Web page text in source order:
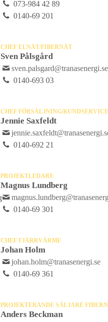
073-984 42 89
0140-69 201
CHEF ELNÄT/FIBERNÄT
Sven Pålsgård
sven.palsgard@tranasenergi.se
0140-693 03
CHEF FÖRSÄLJNING/KUNDSERVICE
Jennie Saxfeldt
0140-692 21
PROJEKTLEDARE
Magnus Lundberg
0140-69 301
CHEF FJÄRRVÄRME
Johan Holm
johan.holm@tranasenergi.se
0140-69 361
PROJEKTERANDE SÄLJARE
Anders Beckman